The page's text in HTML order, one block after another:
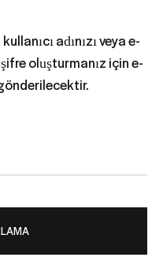
adınızı veya e-
oluşturmanız için e-